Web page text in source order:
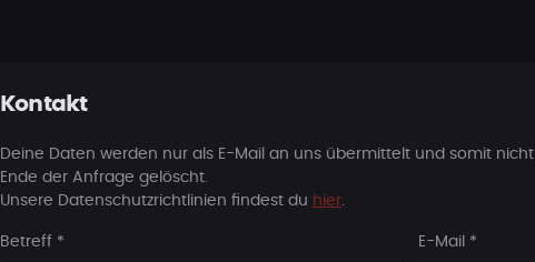
Kontakt
Deine Daten werden nur als E-Mail an uns übermittelt und somit
Ende der Anfrage gelöscht.
Unsere Datenschutzrichtlinien findest du hier.
Betreff * E-Mail *